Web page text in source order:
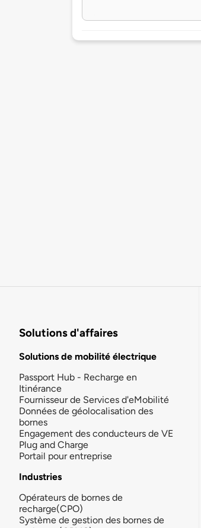
Solutions d'affaires
Solutions de mobilité électrique
Passport Hub - Recharge en
Itinérance
Fournisseur de Services d'eMobilité
Données de géolocalisation des
bornes
Engagement des conducteurs de VE
Plug and Charge
Portail pour entreprise
Industries
Opérateurs de bornes de
recharge(CPO)
Système de gestion des bornes de